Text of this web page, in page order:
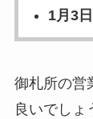
1月3
御札所の営
良いでしょ